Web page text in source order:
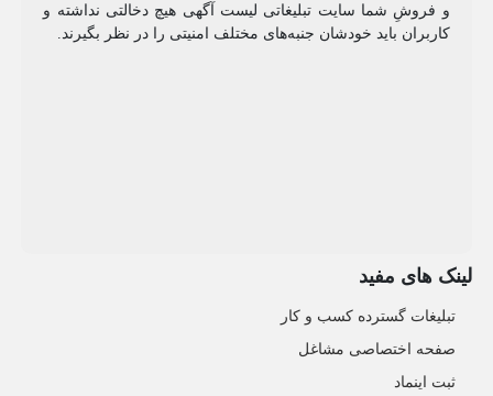
و فروشِ شما سایت تبلیغاتی لیست آگهی هیچ دخالتی نداشته و
کاربران باید خودشان جنبه‌های مختلف امنیتی را در نظر بگیرند.
لینک های مفید
تبلیغات گسترده کسب و کار
صفحه اختصاصی مشاغل
ثبت اینماد